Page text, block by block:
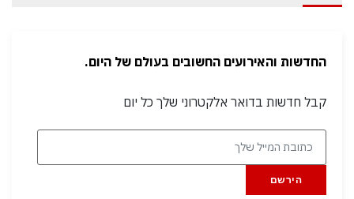
החדשות והאירועים החשובים בעולם של היום.
קבל חדשות בדואר אלקטרוני שלך כל יום
הירשם